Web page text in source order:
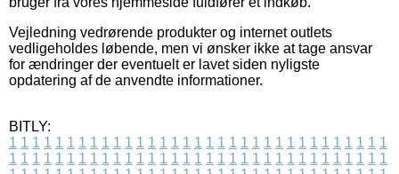
Vejledning vedrørende produkter og internet outlets
vedligeholdes løbende, men vi ønsker ikke at tage ansvar
for ændringer der eventuelt er lavet siden nyligste
opdatering af de anvendte informationer.
BITLY:
1 1 1 1 1 1 1 1 1 1 1 1 1 1 1 1 1 1 1 1 1 1 1 1 1 1 1 1 1 1 1 1 1
1 1 1 1 1 1 1 1 1 1 1 1 1 1 1 1 1 1 1 1 1 1 1 1 1 1 1 1 1 1 1 1 1